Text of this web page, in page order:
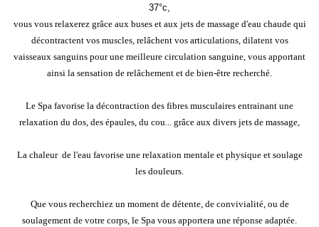
37°c,
vous vous relaxerez grâce aux buses et aux jets de massage d'eau chaude qui
décontractent vos muscles, relâchent vos articulations, dilatent vos
vaisseaux sanguins pour une meilleure circulation sanguine, vous apportant
ainsi la sensation de relâchement et de bien-être recherché.
Le Spa favorise la décontraction des fibres musculaires entrainant une
relaxation du dos, des épaules, du cou... grâce aux divers jets de massage,
La chaleur de l'eau favorise une relaxation mentale et physique et soulage
les douleurs.
Que vous recherchiez un moment de détente, de convivialité, ou de
soulagement de votre corps, le Spa vous apportera une réponse adaptée.